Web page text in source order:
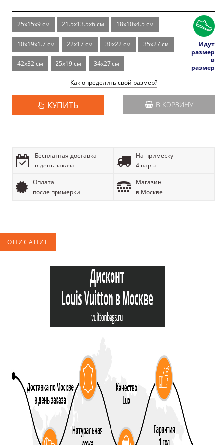
25x15x9 см 21.5x13.5x6 см 18x10x4.5 см
10x19x1.7 см 22x17 см 30x22 см 35x27 см
42x32 см 25x19 см 34x27 см
Идут
размер
в
размер
Как определить свой размер?
КУПИТЬ В КОРЗИНУ
Бесплатная доставка
в день заказа
На примерку
4 пары
Оплата
после примерки
Магазин
в Москве
ОПИСАНИЕ